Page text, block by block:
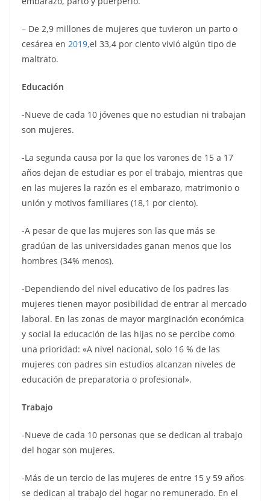
– De 2,9 millones de mujeres que tuvieron un parto o
cesárea en 2019,el 33,4 por ciento vivió algún tipo de
maltrato.
Educación
-Nueve de cada 10 jóvenes que no estudian ni trabajan
son mujeres.
-La segunda causa por la que los varones de 15 a 17
años dejan de estudiar es por el trabajo, mientras que
en las mujeres la razón es el embarazo, matrimonio o
unión y motivos familiares (18,1 por ciento).
-A pesar de que las mujeres son las que más se
gradúan de las universidades ganan menos que los
hombres (34% menos).
-Dependiendo del nivel educativo de los padres las
mujeres tienen mayor posibilidad de entrar al mercado
laboral. En las zonas de mayor marginación económica
y social la educación de las hijas no se percibe como
una prioridad: «A nivel nacional, solo 16 % de las
mujeres con padres sin estudios alcanzan niveles de
educación de preparatoria o profesional».
Trabajo
-Nueve de cada 10 personas que se dedican al trabajo
del hogar son mujeres.
-Más de un tercio de las mujeres de entre 15 y 59 años
se dedican al trabajo del hogar no remunerado. En el